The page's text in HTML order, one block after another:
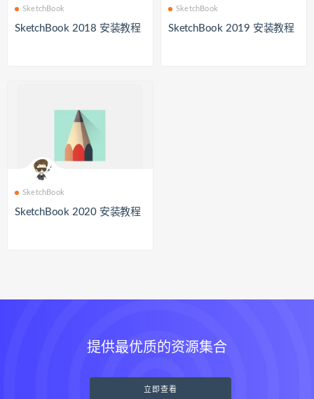
SketchBook
SketchBook 2018 安装教程
SketchBook
SketchBook 2019 安装教程
SketchBook
SketchBook 2020 安装教程
提供最优质的资源集合
立即查看